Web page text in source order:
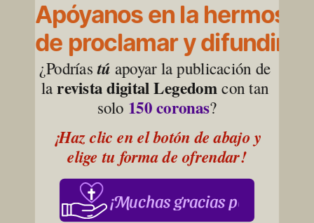
Apóyanos en la hermosa
de proclamar y difundir la
¿Podrías tú apoyar la publicación de
la revista digital Legedom con tan
solo 150 coronas?
¡Haz clic en el botón de abajo y
elige tu forma de ofrendar!
¡Muchas gracias por su